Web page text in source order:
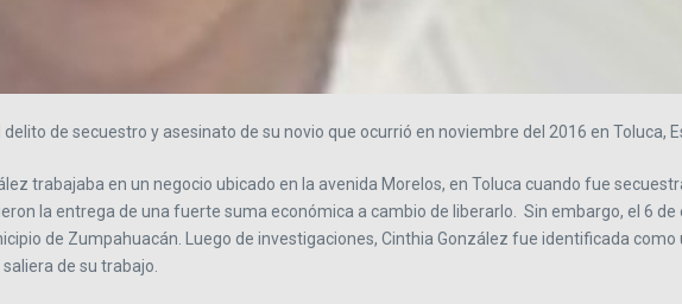
de secuestro y asesinato de su novio que ocurrió en noviembre del 2016 en Toluca,
trabajaba en un negocio ubicado en la avenida Morelos, en Toluca cuando fue
la entrega de una fuerte suma económica a cambio de liberarlo. Sin embargo, el 6
de Zumpahuacán. Luego de investigaciones, Cinthia González fue identificada como
de su trabajo.